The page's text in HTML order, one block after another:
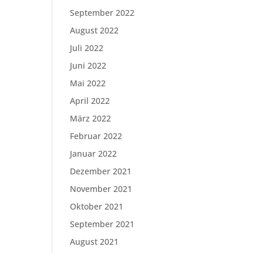
September 2022
August 2022
Juli 2022
Juni 2022
Mai 2022
April 2022
März 2022
Februar 2022
Januar 2022
Dezember 2021
November 2021
Oktober 2021
September 2021
August 2021